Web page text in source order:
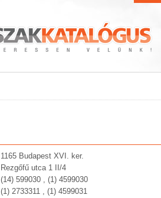
1165 Budapest XVI. ker.
Rezgőfű utca 1 II/4
(14) 599030 , (1) 4599030
(1) 2733311 , (1) 4599031